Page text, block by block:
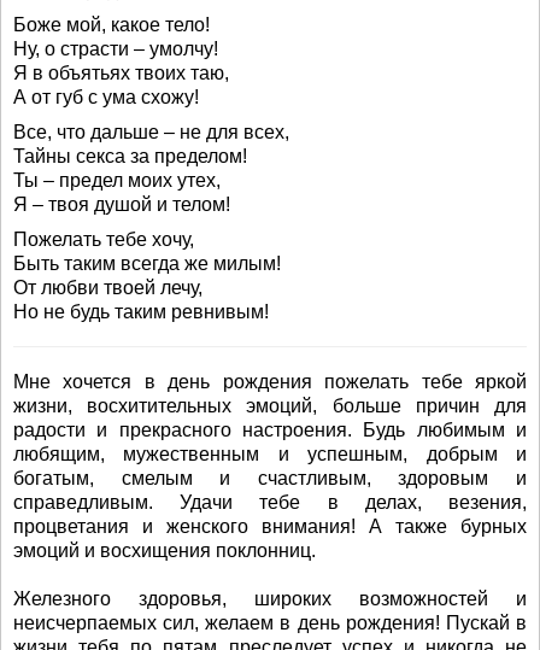
Боже мой, какое тело!
Ну, о страсти – умолчу!
Я в объятьях твоих таю,
А от губ с ума схожу!
Все, что дальше – не для всех,
Тайны секса за пределом!
Ты – предел моих утех,
Я – твоя душой и телом!
Пожелать тебе хочу,
Быть таким всегда же милым!
От любви твоей лечу,
Но не будь таким ревнивым!
Мне хочется в день рождения пожелать тебе яркой
жизни, восхитительных эмоций, больше причин для
радости и прекрасного настроения. Будь любимым и
любящим, мужественным и успешным, добрым и
богатым, смелым и счастливым, здоровым и
справедливым. Удачи тебе в делах, везения,
процветания и женского внимания! А также бурных
эмоций и восхищения поклонниц.
Железного здоровья, широких возможностей и
неисчерпаемых сил, желаем в день рождения! Пускай в